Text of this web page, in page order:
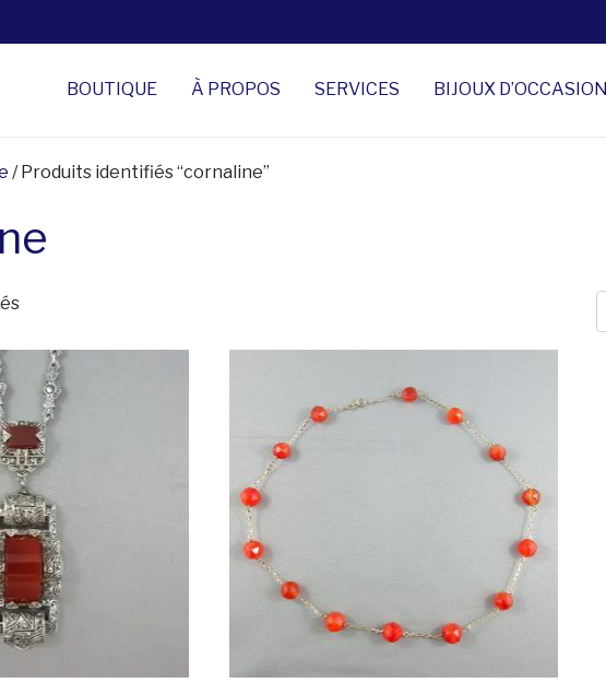
BOUTIQUE À PROPOS SERVICES BIJOUX D’OCCASION
/ Produits identifiés “cornaline”
Trié du plus récent au plus ancien